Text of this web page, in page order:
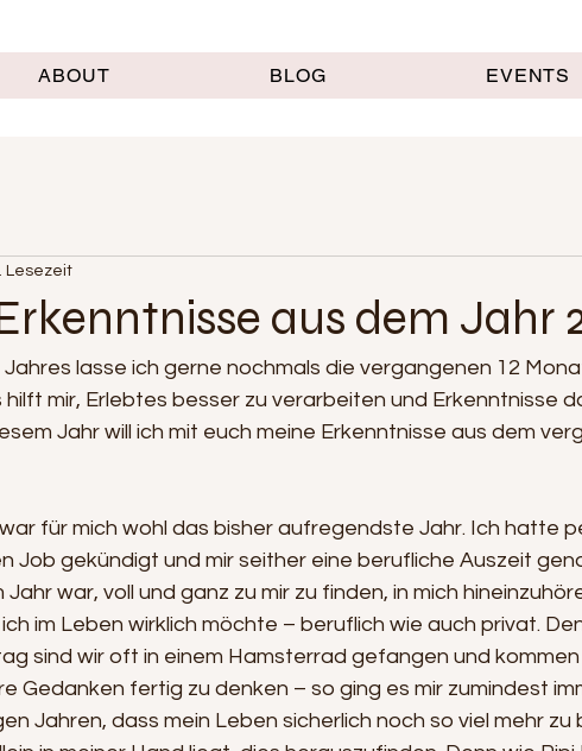
ABOUT BLOG EVENTS
aus dem Jahr
Lesezeit
Jahres lasse ich gerne nochmals die vergangenen 12
hilft mir, Erlebtes besser zu verarbeiten und Erkenntnisse
Jahr will ich mit euch meine Erkenntnisse aus dem
für mich wohl das bisher aufregendste Jahr. Ich hatte
Job gekündigt und mir seither eine berufliche Auszeit
Jahr war, voll und ganz zu mir zu finden, in mich
im Leben wirklich möchte – beruflich wie auch privat.
sind wir oft in einem Hamsterrad gefangen und
Gedanken fertig zu denken – so ging es mir zumindest
Jahren, dass mein Leben sicherlich noch so viel mehr zu